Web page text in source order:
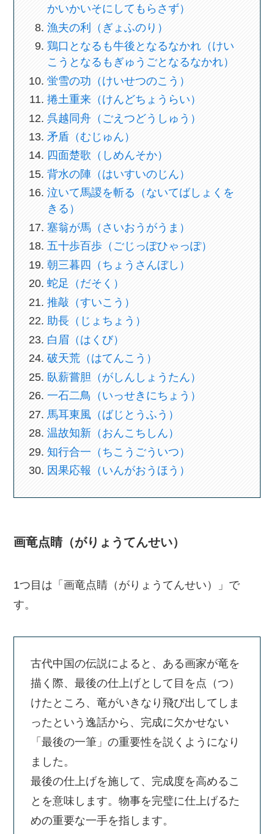
かいかいそにしてもらさず）
漁夫の利（ぎょふのり）
鶏口となるも牛後となるなかれ（けい
こうとなるもぎゅうごとなるなかれ）
蛍雪の功（けいせつのこう）
捲土重来（けんどちょうらい）
呉越同舟（ごえつどうしゅう）
矛盾（むじゅん）
四面楚歌（しめんそか）
背水の陣（はいすいのじん）
泣いて馬謖を斬る（ないてばしょくを
きる）
塞翁が馬（さいおうがうま）
五十歩百歩（ごじっぽひゃっぽ）
朝三暮四（ちょうさんぼし）
蛇足（だそく）
推敲（すいこう）
助長（じょちょう）
白眉（はくび）
破天荒（はてんこう）
臥薪嘗胆（がしんしょうたん）
一石二鳥（いっせきにちょう）
馬耳東風（ばじとうふう）
温故知新（おんこちしん）
知行合一（ちこうごういつ）
因果応報（いんがおうほう）
画竜点睛（がりょうてんせい）
1つ目は「画竜点睛（がりょうてんせい）」で
す。
古代中国の伝説によると、ある画家が竜を
描く際、最後の仕上げとして目を点（つ）
けたところ、竜がいきなり飛び出してしま
ったという逸話から、完成に欠かせない
「最後の一筆」の重要性を説くようになり
ました。
最後の仕上げを施して、完成度を高めるこ
とを意味します。物事を完璧に仕上げるた
めの重要な一手を指します。